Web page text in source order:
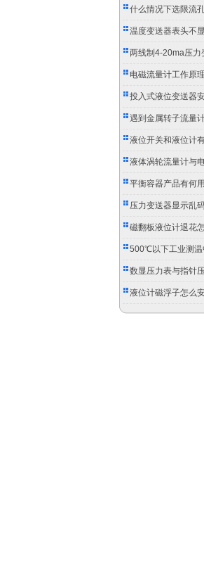
什么情况下选限流
温度变送器表头不
两线制4-20ma压力
又传信号？
电磁流量计工作原理
投入式液位变送器
怎么办？
遇到金属转子流量
办？
液位开关和液位计
液体涡轮流量计与
别？
平衡容器产品有何
压力变送器显示乱
磁翻板液位计退花
500℃以下工业测温
双金属温度计？
数显压力表与指针
液位计磁浮子怎么